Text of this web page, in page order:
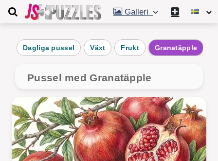
Galleri
Dagliga pussel Växt Frukt Granatäpple
Pussel med Granatäpple